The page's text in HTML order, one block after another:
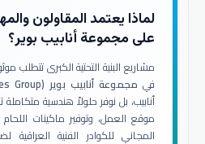
لماذا يعتمد المقاولون
على مجموعة أنابيب بوير؟
مشاريع البنية التحتية الكبرى تتطلب
في مجموعة أنابيب بوير (Bwer Pipes Group)
أنابيب، بل نوفر حلولاً هندسية
موقع العمل، وتوفير ماكينات اللحام
المجاني للكوادر الفنية العراقية